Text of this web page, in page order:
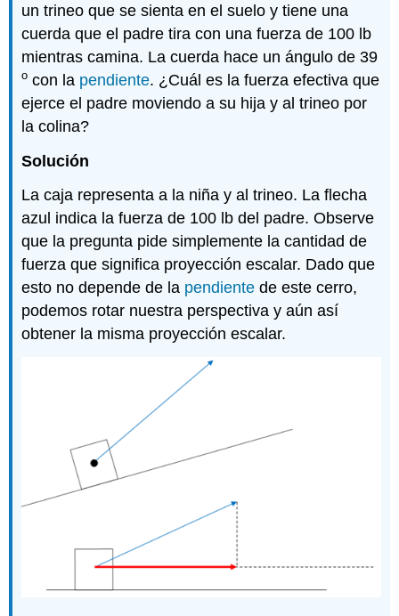
un trineo que se sienta en el suelo y tiene una
cuerda que el padre tira con una fuerza de 100 lb
mientras camina. La cuerda hace un ángulo de 39
o con la pendiente. ¿Cuál es la fuerza efectiva que
ejerce el padre moviendo a su hija y al trineo por
la colina?
Solución
La caja representa a la niña y al trineo. La flecha
azul indica la fuerza de 100 lb del padre. Observe
que la pregunta pide simplemente la cantidad de
fuerza que significa proyección escalar. Dado que
esto no depende de la pendiente de este cerro,
podemos rotar nuestra perspectiva y aún así
obtener la misma proyección escalar.